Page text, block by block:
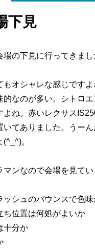
下見
の下見に行ってきまし
もオシャレな感じです
的なのが多い。シトロ
よね。赤いレクサス
いてありました。うー
。
ンなので会場を見て
ッシュのバウンスで色味
ち位置は何処がよいか
十分か